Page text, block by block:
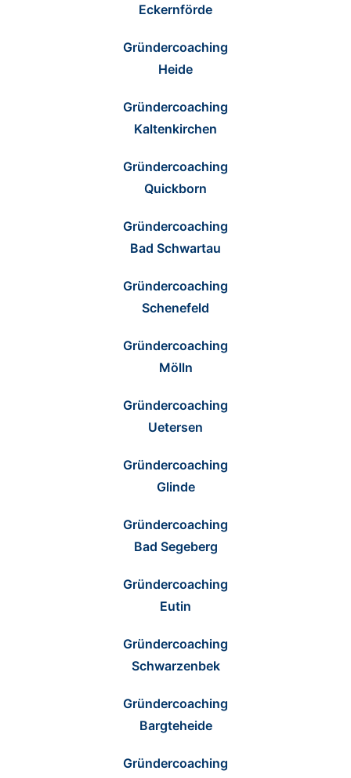
Eckernförde
Gründercoaching
Heide
Gründercoaching
Kaltenkirchen
Gründercoaching
Quickborn
Gründercoaching
Bad Schwartau
Gründercoaching
Schenefeld
Gründercoaching
Mölln
Gründercoaching
Uetersen
Gründercoaching
Glinde
Gründercoaching
Bad Segeberg
Gründercoaching
Eutin
Gründercoaching
Schwarzenbek
Gründercoaching
Bargteheide
Gründercoaching